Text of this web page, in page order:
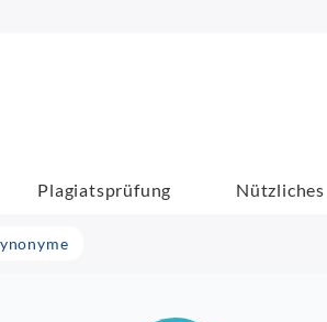
Plagiatsprüfung Nützliches